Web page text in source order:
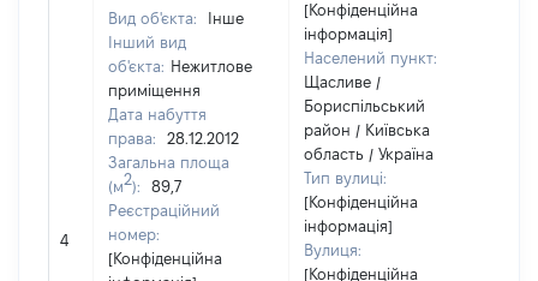
4
Вид об'єкта:
Інше
Інший вид
об'єкта: Нежитлове
приміщення
Дата набуття
права:
28.12.2012
Загальна площа
(м2):
89,7
Реєстраційний
номер:
[Конфіденційна
[Конфіденційна
інформація]
Населений пункт:
Щасливе /
Бориспільський
район / Київська
область / Україна
Тип вулиці:
[Конфіденційна
інформація]
Вулиця:
[Конфіденційна